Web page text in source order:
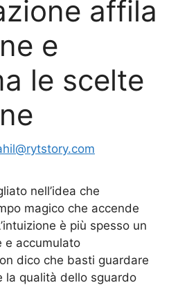
affila
e
le scelte
nell’idea che
magico che accende
è più spesso un
e accumulato
dico che basti guardare
la qualità dello sguardo